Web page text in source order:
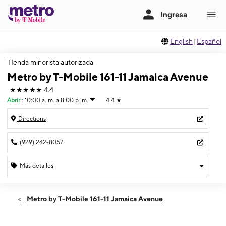
English | Español
TIenda minorista autorizada
Metro by T-Mobile 161-11 Jamaica Avenue
★★★★★ 4.4
Abrir : 10:00 a. m. a 8:00 p. m. 4.4 ★
Directions
(929) 242-8057
Más detalles
Lunes:10:00 a. m. a 8:00 p. m.
Metro by T-Mobile 161-11 Jamaica Avenue